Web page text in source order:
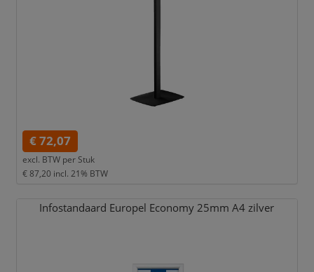
€ 72,07
excl. BTW per Stuk
€ 87,20 incl. 21% BTW
Infostandaard Europel Economy 25mm A4 zilver